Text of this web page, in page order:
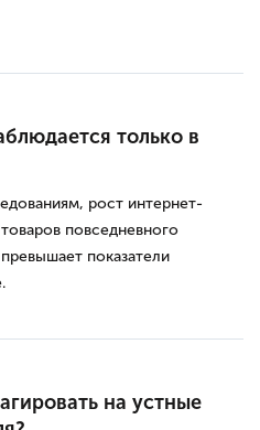
только в
рост интернет-
повседневного
показатели
на устные